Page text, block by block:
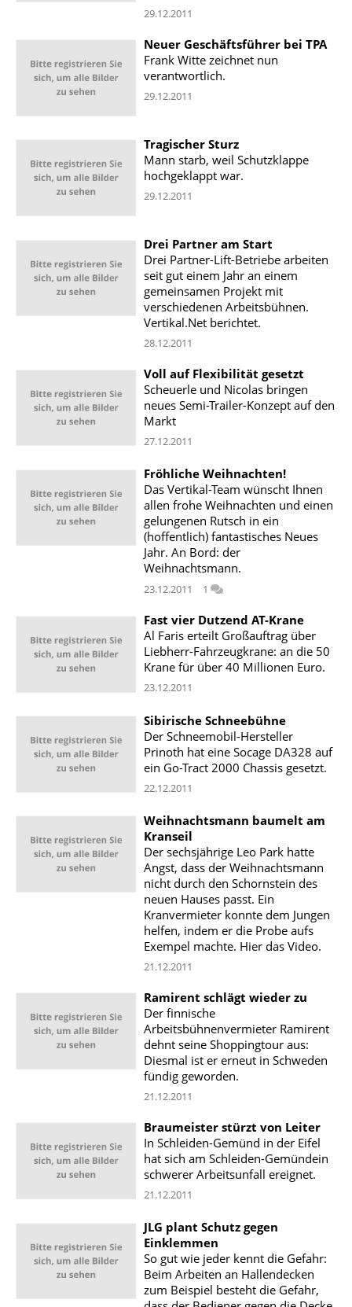
29.12.2011
Neuer Geschäftsführer bei TPA
Frank Witte zeichnet nun
verantwortlich.
29.12.2011
Tragischer Sturz
Mann starb, weil Schutzklappe
hochgeklappt war.
29.12.2011
Drei Partner am Start
Drei Partner-Lift-Betriebe arbeiten
seit gut einem Jahr an einem
gemeinsamen Projekt mit
verschiedenen Arbeitsbühnen.
Vertikal.Net berichtet.
28.12.2011
Voll auf Flexibilität gesetzt
Scheuerle und Nicolas bringen
neues Semi-Trailer-Konzept auf den
Markt
27.12.2011
Fröhliche Weihnachten!
Das Vertikal-Team wünscht Ihnen
allen frohe Weihnachten und einen
gelungenen Rutsch in ein
(hoffentlich) fantastisches Neues
Jahr. An Bord: der
Weihnachtsmann.
23.12.2011 1
Fast vier Dutzend AT-Krane
Al Faris erteilt Großauftrag über
Liebherr-Fahrzeugkrane: an die 50
Krane für über 40 Millionen Euro.
23.12.2011
Sibirische Schneebühne
Der Schneemobil-Hersteller
Prinoth hat eine Socage DA328 auf
ein Go-Tract 2000 Chassis gesetzt.
22.12.2011
Weihnachtsmann baumelt am
Kranseil
Der sechsjährige Leo Park hatte
Angst, dass der Weihnachtsmann
nicht durch den Schornstein des
neuen Hauses passt. Ein
Kranvermieter konnte dem Jungen
helfen, indem er die Probe aufs
Exempel machte. Hier das Video.
21.12.2011
Ramirent schlägt wieder zu
Der finnische
Arbeitsbühnenvermieter Ramirent
dehnt seine Shoppingtour aus:
Diesmal ist er erneut in Schweden
fündig geworden.
21.12.2011
Braumeister stürzt von Leiter
In Schleiden-Gemünd in der Eifel
hat sich am Schleiden-Gemündein
schwerer Arbeitsunfall ereignet.
21.12.2011
JLG plant Schutz gegen
Einklemmen
So gut wie jeder kennt die Gefahr:
Beim Arbeiten an Hallendecken
zum Beispiel besteht die Gefahr,